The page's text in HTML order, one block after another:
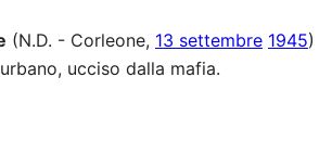
(N.D. - Corleone, 13 settembre 1945)
ucciso dalla mafia.